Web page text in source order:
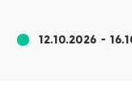
12.10.2026 -